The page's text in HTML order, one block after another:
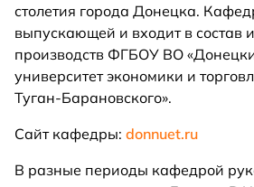
столетия города Донецка.
выпускающей и входит в состав
производств ФГБОУ ВО
университет экономики и
Туган-Барановского».
Сайт кафедры: donnuet.ru
В разные периоды кафедрой